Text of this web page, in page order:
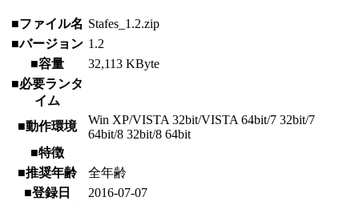
■ファイル名 Stafes_1.2.zip
■バージョン 1.2
■容量
32,113 KByte
■必要ランタ
イム
■動作環境
Win XP/VISTA 32bit/VISTA 64bit/7 32bit/7
64bit/8 32bit/8 64bit
■特徴
■推奨年齢
全年齢
■登録日
2016-07-07